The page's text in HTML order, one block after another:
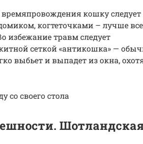
кошку следует
когтеточками – лучше
избежание травм следует
сеткой «антикошка» —
выбьет и выпадет из окна,
со своего стола